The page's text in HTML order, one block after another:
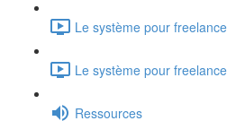
Le système pour
Le système pour
Ressources